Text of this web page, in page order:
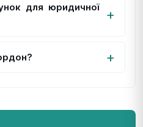
для юридичної